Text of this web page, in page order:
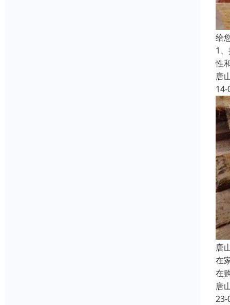
给
1
性
唐
14-
唐
在
在
唐
23-